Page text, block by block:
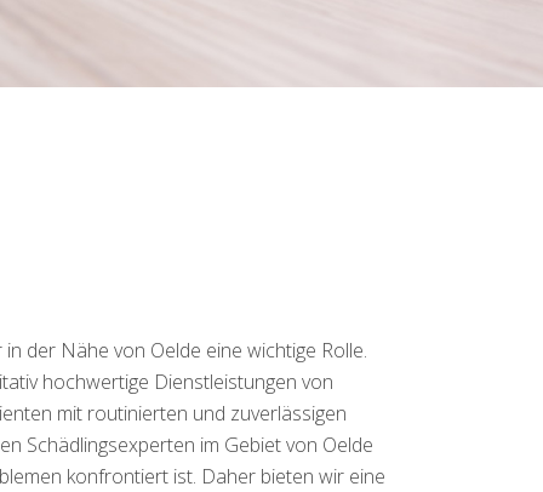
der Nähe von Oelde eine wichtige Rolle.
hochwertige Dienstleistungen von
mit routinierten und zuverlässigen
Schädlingsexperten im Gebiet von Oelde
konfrontiert ist. Daher bieten wir eine